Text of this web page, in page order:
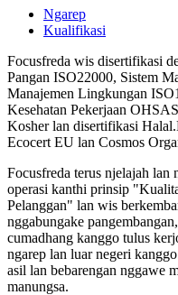
Ngarep
Kualifikasi
Focusfreda wis disertifikasi
Pangan ISO22000, Sistem
Manajemen Lingkungan
Kesehatan Pekerjaan
Kosher lan disertifikasi
Ecocert EU lan Cosmos
Focusfreda terus njelajah
operasi kanthi prinsip
Pelanggan" lan wis
nggabungake
cumadhang kanggo tulus
ngarep lan luar negeri
asil lan bebarengan nggawe
manungsa.